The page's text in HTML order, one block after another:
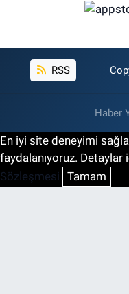
RSS
Haber
En iyi site deneyimi
faydalanıyoruz. Detaylar
Sözleşmesi Tamam